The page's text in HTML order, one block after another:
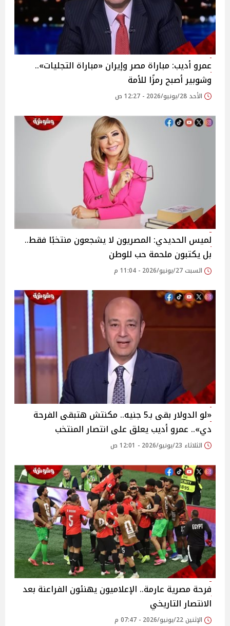
عمرو أديب: مباراة مصر وإيران «مباراة التجليات»..
وشوبير أصبح رمزًا للأمة
الأحد 28/يونيو/2026 - 12:27 ص
لميس الحديدي: المصريون لا يشجعون منتخبًا فقط..
بل يكتبون ملحمة حب للوطن
السبت 27/يونيو/2026 - 11:04 م
«لو الدولار بقى بـ5 جنيه.. مكنتش هتبقى الفرحة
دي».. عمرو أديب يعلق على انتصار المنتخب
الثلاثاء 23/يونيو/2026 - 12:01 ص
فرحة مصرية عارمة.. الإعلاميون يهنئون الفراعنة بعد
الانتصار التاريخي
الإثنين 22/يونيو/2026 - 07:47 م